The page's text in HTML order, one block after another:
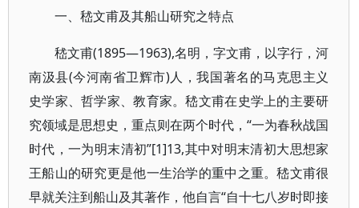
一、嵇文甫及其船山研究之特点
嵇文甫(1895—1963),名明，字文甫，以字行，河
南汲县(今河南省卫辉市)人，我国著名的马克思主义
史学家、哲学家、教育家。嵇文甫在史学上的主要研
究领域是思想史，重点则在两个时代，“一为春秋战国
时代，一为明末清初”[1]13,其中对明末清初大思想家
王船山的研究更是他一生治学的重中之重。嵇文甫很
早就关注到船山及其著作，他自言“自十七八岁时即接